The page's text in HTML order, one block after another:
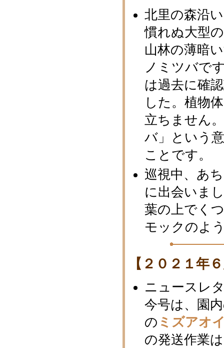
北里の森沿
慣れぬ大型
山林の薄暗
ノミツバで
は過去に確
した。植物
立ちません
バ」という
ことです。
巡視中、あ
に出会いま
葉の上でく
モックのよ
【２０２１年
ニュースレ
今号は、園
の ミズアオ
の発送作業